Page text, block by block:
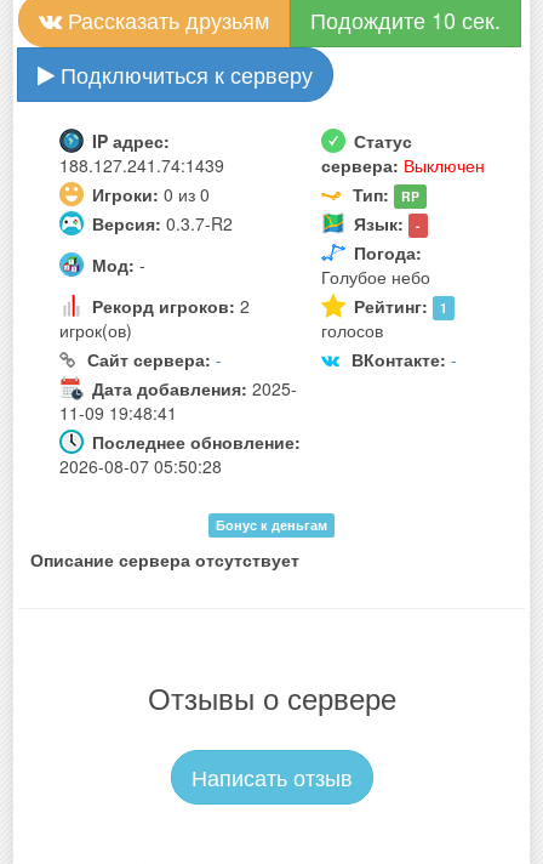
Рассказать друзьям
Подождите 10 сек.
Подключиться к серверу
IP адрес:
188.127.241.74:1439
Статус
сервера: Выключен
Игроки: 0 из 0 Тип: RP
Версия: 0.3.7-R2 Язык: -
Мод: -
Погода:
Голубое небо
Рекорд игроков: 2
игрок(ов)
Рейтинг: 1
голосов
Сайт сервера: - ВКонтакте: -
Дата добавления: 2025-
11-09 19:48:41
Последнее обновление:
2026-08-07 05:50:28
Бонус к деньгам
Описание сервера отсутствует
Отзывы о сервере
Написать отзыв